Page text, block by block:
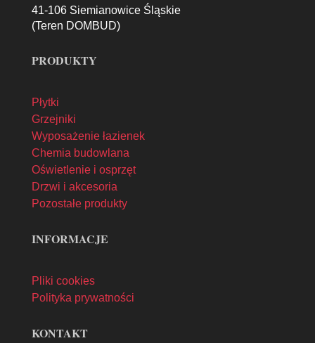
41-106 Siemianowice Śląskie
(Teren DOMBUD)
PRODUKTY
Płytki
Grzejniki
Wyposażenie łazienek
Chemia budowlana
Oświetlenie i osprzęt
Drzwi i akcesoria
Pozostałe produkty
INFORMACJE
Pliki cookies
Polityka prywatności
KONTAKT